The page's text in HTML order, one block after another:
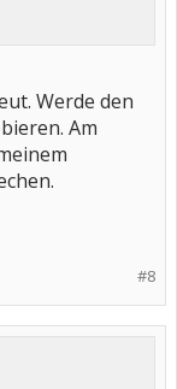
Werde den
Am
#8